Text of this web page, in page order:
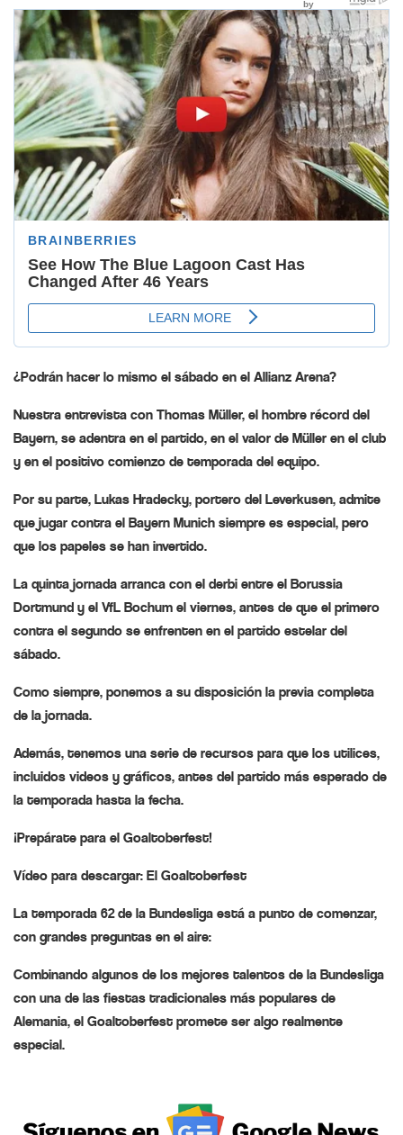
¿Podrán hacer lo mismo el sábado en el Allianz Arena?
Nuestra entrevista con Thomas Müller, el hombre récord del
Bayern, se adentra en el partido, en el valor de Müller en el club
y en el positivo comienzo de temporada del equipo.
Por su parte, Lukas Hradecky, portero del Leverkusen, admite
que jugar contra el Bayern Munich siempre es especial, pero
que los papeles se han invertido.
La quinta jornada arranca con el derbi entre el Borussia
Dortmund y el VfL Bochum el viernes, antes de que el primero
contra el segundo se enfrenten en el partido estelar del
sábado.
Como siempre, ponemos a su disposición la previa completa
de la jornada.
Además, tenemos una serie de recursos para que los utilices,
incluidos videos y gráficos, antes del partido más esperado de
la temporada hasta la fecha.
¡Prepárate para el Goaltoberfest!
Vídeo para descargar: El Goaltoberfest
La temporada 62 de la Bundesliga está a punto de comenzar,
con grandes preguntas en el aire:
Combinando algunos de los mejores talentos de la Bundesliga
con una de las fiestas tradicionales más populares de
Alemania, el Goaltoberfest promete ser algo realmente
especial.